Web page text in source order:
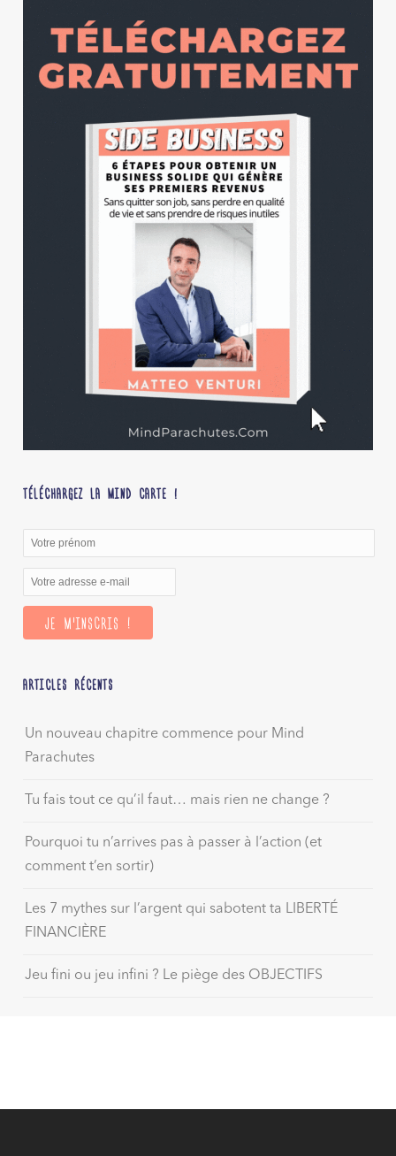
TÉLÉCHARGEZ LA MIND CARTE !
ARTICLES RÉCENTS
Un nouveau chapitre commence pour Mind
Parachutes
Tu fais tout ce qu’il faut… mais rien ne change ?
Pourquoi tu n’arrives pas à passer à l’action (et
comment t’en sortir)
Les 7 mythes sur l’argent qui sabotent ta LIBERTÉ
FINANCIÈRE
Jeu fini ou jeu infini ? Le piège des OBJECTIFS